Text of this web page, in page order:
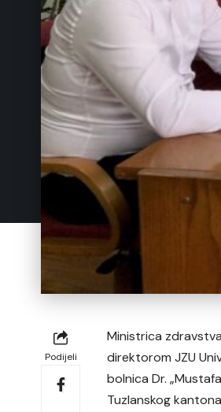
Podijeli
Ministrica
direktorom JZU
bolnica Dr.
Tuzlanskog